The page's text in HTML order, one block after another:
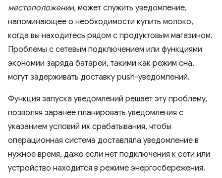
местоположении, может служить уведомление,
напоминающее о необходимости купить молоко,
когда вы находитесь рядом с продуктовым магазином.
Проблемы с сетевым подключением или функциями
экономии заряда батареи, такими как режим сна,
могут задерживать доставку push-уведомлений.
Функция запуска уведомлений решает эту проблему,
позволяя заранее планировать уведомления с
указанием условий их срабатывания, чтобы
операционная система доставляла уведомление в
нужное время, даже если нет подключения к сети или
устройство находится в режиме энергосбережения.